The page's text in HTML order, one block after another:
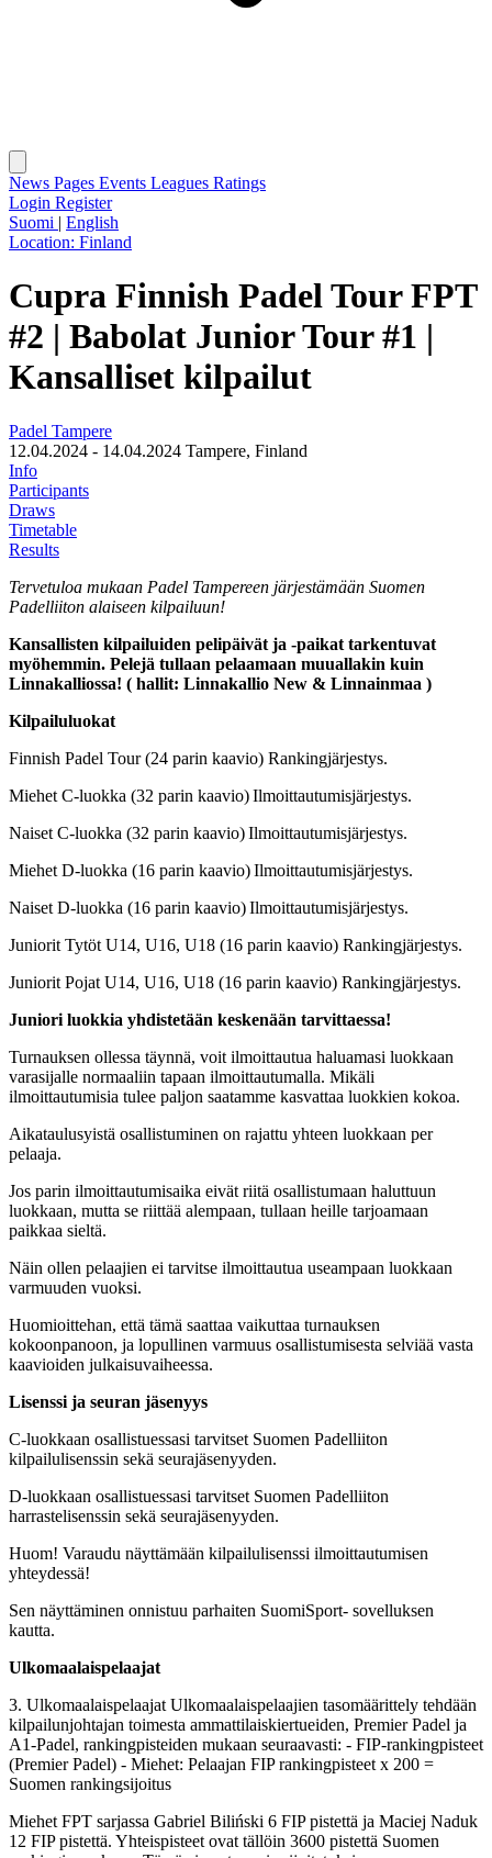
News Pages Events Leagues Ratings
Login Register
Suomi | English
Location: Finland
Cupra Finnish Padel Tour FPT
#2 | Babolat Junior Tour #1 |
Kansalliset kilpailut
Padel Tampere
12.04.2024 - 14.04.2024 Tampere, Finland
Info
Participants
Draws
Timetable
Results
Tervetuloa mukaan Padel Tampereen järjestämään Suomen
Padelliiton alaiseen kilpailuun!
Kansallisten kilpailuiden pelipäivät ja -paikat tarkentuvat
myöhemmin. Pelejä tullaan pelaamaan muuallakin kuin
Linnakalliossa! ( hallit: Linnakallio New & Linnainmaa )
Kilpailuluokat
Finnish Padel Tour (24 parin kaavio) Rankingjärjestys.
Miehet C-luokka (32 parin kaavio) Ilmoittautumisjärjestys.
Naiset C-luokka (32 parin kaavio) Ilmoittautumisjärjestys.
Miehet D-luokka (16 parin kaavio) Ilmoittautumisjärjestys.
Naiset D-luokka (16 parin kaavio) Ilmoittautumisjärjestys.
Juniorit Tytöt U14, U16, U18 (16 parin kaavio) Rankingjärjestys.
Juniorit Pojat U14, U16, U18 (16 parin kaavio) Rankingjärjestys.
Juniori luokkia yhdistetään keskenään tarvittaessa!
Turnauksen ollessa täynnä, voit ilmoittautua haluamasi luokkaan
varasijalle normaaliin tapaan ilmoittautumalla. Mikäli
ilmoittautumisia tulee paljon saatamme kasvattaa luokkien kokoa.
Aikataulusyistä osallistuminen on rajattu yhteen luokkaan per
pelaaja.
Jos parin ilmoittautumisaika eivät riitä osallistumaan haluttuun
luokkaan, mutta se riittää alempaan, tullaan heille tarjoamaan
paikkaa sieltä.
Näin ollen pelaajien ei tarvitse ilmoittautua useampaan luokkaan
varmuuden vuoksi.
Huomioittehan, että tämä saattaa vaikuttaa turnauksen
kokoonpanoon, ja lopullinen varmuus osallistumisesta selviää vasta
kaavioiden julkaisuvaiheessa.
Lisenssi ja seuran jäsenyys
C-luokkaan osallistuessasi tarvitset Suomen Padelliiton
kilpailulisenssin sekä seurajäsenyyden.
D-luokkaan osallistuessasi tarvitset Suomen Padelliiton
harrastelisenssin sekä seurajäsenyyden.
Huom! Varaudu näyttämään kilpailulisenssi ilmoittautumisen
yhteydessä!
Sen näyttäminen onnistuu parhaiten SuomiSport- sovelluksen
kautta.
Ulkomaalaispelaajat
3. Ulkomaalaispelaajat Ulkomaalaispelaajien tasomäärittely tehdään
kilpailunjohtajan toimesta ammattilaiskiertueiden, Premier Padel ja
A1-Padel, rankingpisteiden mukaan seuraavasti: - FIP-rankingpisteet
(Premier Padel) - Miehet: Pelaajan FIP rankingpisteet x 200 =
Suomen rankingsijoitus
Miehet FPT sarjassa Gabriel Biliński 6 FIP pistettä ja Maciej Naduk
12 FIP pistettä. Yhteispisteet ovat tällöin 3600 pistettä Suomen